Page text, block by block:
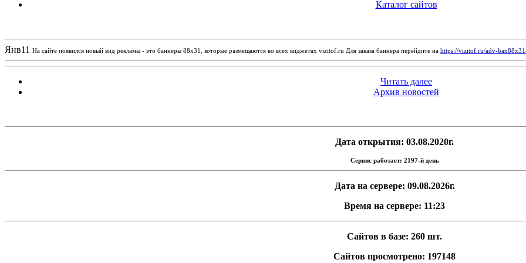
Каталог сайтов
Янв11 На сайте появился новый вид рекламы - это баннеры 88х31, которые размещаются во всех виджетах vizitof.ru Для заказа баннера перейдите на https://vizitof.ru/adv-
Читать далее
Архив новостей
Дата открытия: 03.08.2020г.
Сервис работает: 2197-й день
Дата на сервере: 09.08.2026г.
Время на сервере: 11:23
Сайтов в базе: 260 шт.
Сайтов просмотрено: 197148